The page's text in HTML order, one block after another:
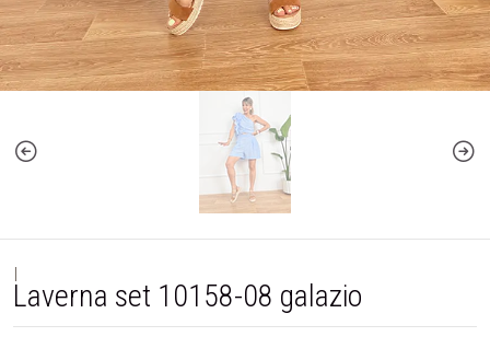
|
Laverna set 10158-08 galazio